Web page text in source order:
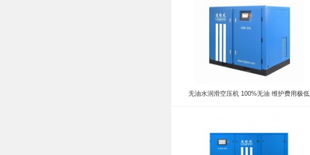
无油水润滑空压机 100%无油 维护费用极低